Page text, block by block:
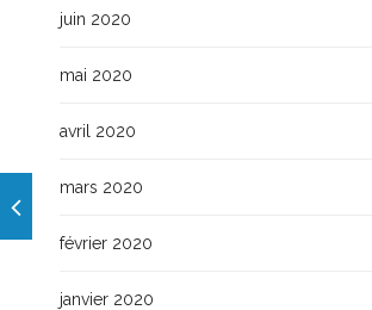
juin 2020
mai 2020
avril 2020
mars 2020
février 2020
janvier 2020